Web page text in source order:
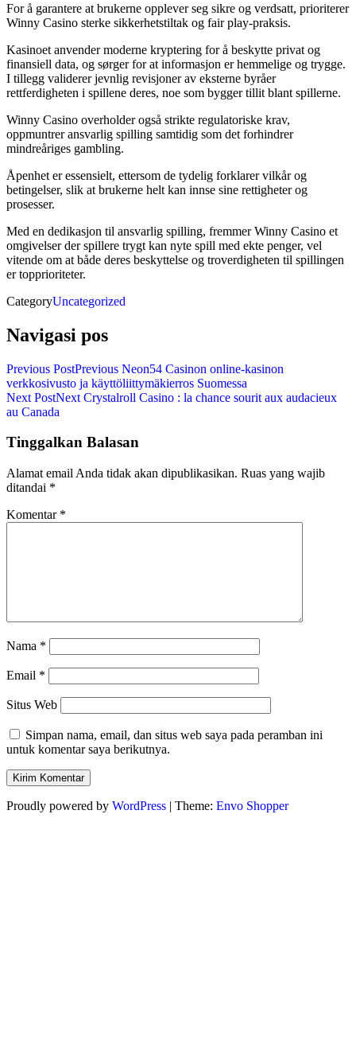
For å garantere at brukerne opplever seg sikre og verdsatt, prioriterer
Winny Casino sterke sikkerhetstiltak og fair play-praksis.
Kasinoet anvender moderne kryptering for å beskytte privat og
finansiell data, og sørger for at informasjon er hemmelige og trygge.
I tillegg validerer jevnlig revisjoner av eksterne byråer
rettferdigheten i spillene deres, noe som bygger tillit blant spillerne.
Winny Casino overholder også strikte regulatoriske krav,
oppmuntrer ansvarlig spilling samtidig som det forhindrer
mindreåriges gambling.
Åpenhet er essensielt, ettersom de tydelig forklarer vilkår og
betingelser, slik at brukerne helt kan innse sine rettigheter og
prosesser.
Med en dedikasjon til ansvarlig spilling, fremmer Winny Casino et
omgivelser der spillere trygt kan nyte spill med ekte penger, vel
vitende om at både deres beskyttelse og troverdigheten til spillingen
er topprioriteter.
CategoryUncategorized
Navigasi pos
Previous PostPrevious Neon54 Casinon online-kasinon
verkkosivusto ja käyttöliittymäkierros Suomessa
Next PostNext Crystalroll Casino : la chance sourit aux audacieux
au Canada
Tinggalkan Balasan
Alamat email Anda tidak akan dipublikasikan. Ruas yang wajib
ditandai *
Komentar *
Nama *
Email *
Situs Web
Simpan nama, email, dan situs web saya pada peramban ini
untuk komentar saya berikutnya.
Proudly powered by WordPress | Theme: Envo Shopper